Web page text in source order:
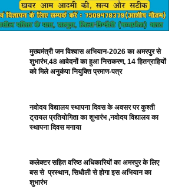
मुख्यमंत्री जन विश्वास अभियान-2026 का अमरपुर से
शुभारंभ,48 आवेदनों का हुआ निराकरण, 14 हितग्राहियों
को मिले अनुकंपा नियुक्ति प्रमाण-पत्र
नवोदय विद्यालय स्थापना दिवस के अवसर पर कुश्ती
ट्रायल प्रतियोगिता का शुभारंभ ,नवोदय विद्यालय का
स्थापना दिवस मनाया
कलेक्टर सहित वरिष्ठ अधिकारियों का अमरपुर के लिए
बस से प्रस्थान, सिधौली से होगा इस अभियान का
शुभारंभ